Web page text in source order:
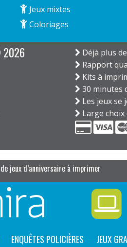
Jeux mixtes
Coloriages
2026
Déjà plus
Rapport
Kits à
30 minutes
Les jeux
Large
jeux d’anniversaire à imprimer
ENQUÊTES POLICIÈRES JEUX